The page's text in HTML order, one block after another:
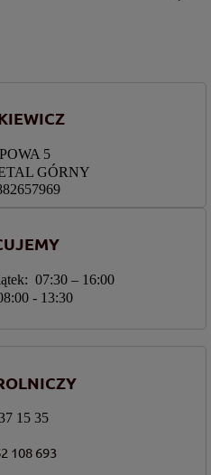
5
GÓRNY
07:30 – 16:00
- 13:30
15 35
108 693